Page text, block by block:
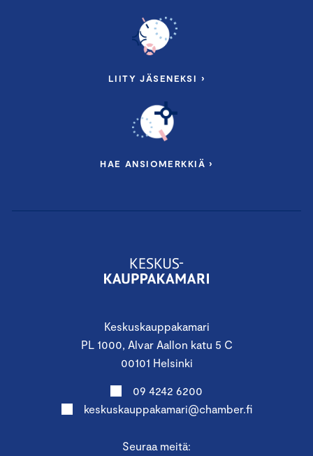
Keskuskauppakamari
PL 1000, Alvar Aallon katu 5 C
00101 Helsinki
09 4242 6200
keskuskauppakamari@chamber.fi
Seuraa meitä:
LIITY JÄSENEKSI ›
HAE ANSIOMERKKIÄ ›